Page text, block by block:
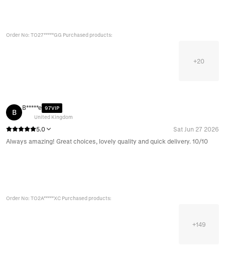
Order No: TO27*****GG Purchased products:
+20
B
B*****e 97VIP
United Kingdom
5.0
Sat Jun 27 2026
Always amazing! Great choices, lovely quality and quick delivery. 10/10
Order No: TO2A*****XC Purchased products:
+149